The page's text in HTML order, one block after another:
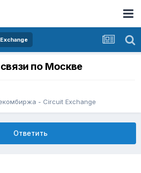
по Москве
- Circuit Exchange
Ответить